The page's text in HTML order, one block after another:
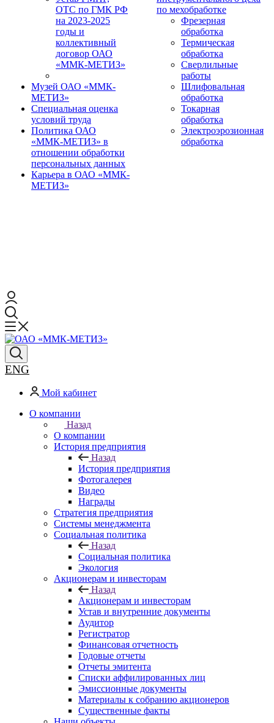
ОТС по ГМК РФ
на 2023-2025
годы и
коллективный
договор ОАО
«ММК-МЕТИЗ»
Музей ОАО «ММК-
МЕТИЗ»
Специальная оценка
условий труда
Политика ОАО
«ММК-МЕТИЗ» в
отношении обработки
персональных данных
Карьера в ОАО «ММК-
МЕТИЗ»
по мехобработке
Фрезерная
обработка
Термическая
обработка
Сверлильные
работы
Шлифовальная
обработка
Токарная
обработка
Электроэрозионная
обработка
ENG
Мой кабинет
О компании
Назад
О компании
История предприятия
Назад
История предприятия
Фотогалерея
Видео
Награды
Стратегия предприятия
Системы менеджмента
Социальная политика
Назад
Социальная политика
Экология
Акционерам и инвесторам
Назад
Акционерам и инвесторам
Устав и внутренние документы
Аудитор
Регистратор
Финансовая отчетность
Годовые отчеты
Отчеты эмитента
Списки аффилированных лиц
Эмиссионные документы
Материалы к собранию акционеров
Существенные факты